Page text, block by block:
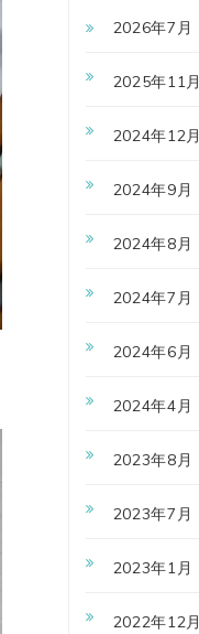
2026年7月
2025年11月
2024年12月
2024年9月
2024年8月
2024年7月
2024年6月
2024年4月
2023年8月
2023年7月
2023年1月
2022年12月